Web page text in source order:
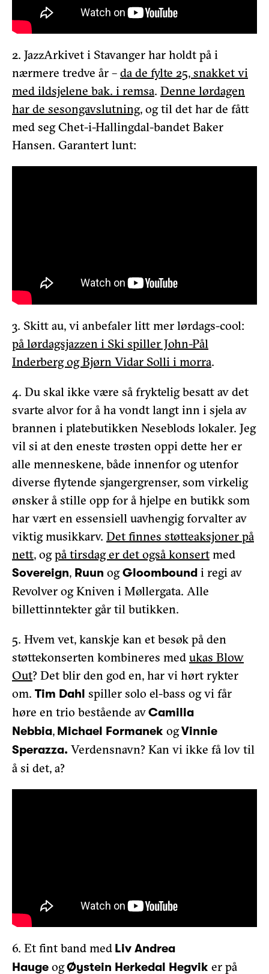
2. JazzArkivet i Stavanger har holdt på i
nærmere tredve år – da de fylte 25, snakket vi
med ildsjelene bak. i remsa. Denne lørdagen
har de sesongavslutning, og til det har de fått
med seg Chet-i-Hallingdal-bandet Baker
Hansen. Garantert lunt:
3. Skitt au, vi anbefaler litt mer lørdags-cool:
på lørdagsjazzen i Ski spiller John-Pål
Inderberg og Bjørn Vidar Solli i morra.
4. Du skal ikke være så fryktelig besatt av det
svarte alvor for å ha vondt langt inn i sjela av
brannen i platebutikken Neseblods lokaler. Jeg
vil si at den eneste trøsten oppi dette her er
alle menneskene, både innenfor og utenfor
diverse flytende sjangergrenser, som virkelig
ønsker å stille opp for å hjelpe en butikk som
har vært en essensiell uavhengig forvalter av
viktig musikkarv. Det finnes støtteaksjoner på
nett, ogpå tirsdag er det også konsert med
Sovereign, Ruun ogGloombound i regi av
Revolver og Kniven i Møllergata. Alle
billettinntekter går til butikken.
5. Hvem vet, kanskje kan et besøk på den
støttekonserten kombineres med ukas Blow
Out? Det blir den god en, har vi hørt rykter
om. Tim Dahl spiller solo el-bass og vi får
høre en trio bestående avCamilla
Nebbia, Michael Formanek ogVinnie
Sperazza. Verdensnavn? Kan vi ikke få lov til
å si det, a?
6. Et fint band med Liv Andrea
Hauge ogØystein Herkedal Hegvik er på